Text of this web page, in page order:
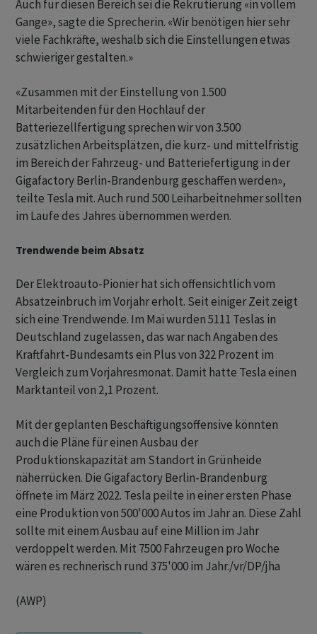
Auch für diesen Bereich sei die Rekrutierung «in vollem
Gange», sagte die Sprecherin. «Wir benötigen hier sehr
viele Fachkräfte, weshalb sich die Einstellungen etwas
schwieriger gestalten.»
«Zusammen mit der Einstellung von 1.500
Mitarbeitenden für den Hochlauf der
Batteriezellfertigung sprechen wir von 3.500
zusätzlichen Arbeitsplätzen, die kurz- und mittelfristig
im Bereich der Fahrzeug- und Batteriefertigung in der
Gigafactory Berlin-Brandenburg geschaffen werden»,
teilte Tesla mit. Auch rund 500 Leiharbeitnehmer sollten
im Laufe des Jahres übernommen werden.
Trendwende beim Absatz
Der Elektroauto-Pionier hat sich offensichtlich vom
Absatzeinbruch im Vorjahr erholt. Seit einiger Zeit zeigt
sich eine Trendwende. Im Mai wurden 5111 Teslas in
Deutschland zugelassen, das war nach Angaben des
Kraftfahrt-Bundesamts ein Plus von 322 Prozent im
Vergleich zum Vorjahresmonat. Damit hatte Tesla einen
Marktanteil von 2,1 Prozent.
Mit der geplanten Beschäftigungsoffensive könnten
auch die Pläne für einen Ausbau der
Produktionskapazität am Standort in Grünheide
näherrücken. Die Gigafactory Berlin-Brandenburg
öffnete im März 2022. Tesla peilte in einer ersten Phase
eine Produktion von 500'000 Autos im Jahr an. Diese Zahl
sollte mit einem Ausbau auf eine Million im Jahr
verdoppelt werden. Mit 7500 Fahrzeugen pro Woche
wären es rechnerisch rund 375'000 im Jahr./vr/DP/jha
(AWP)